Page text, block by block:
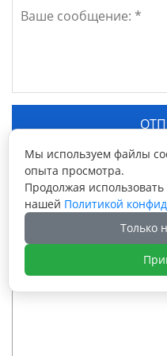
товары
Мы используем файлы
опыта просмотра.
Продолжая использовать
нашей Политикой
Только